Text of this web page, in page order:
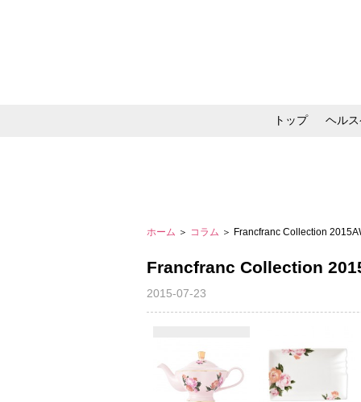
トップ ヘル
ホーム ＞ コラム ＞ Francfranc Collection
Francfranc Collection
2015-07-23